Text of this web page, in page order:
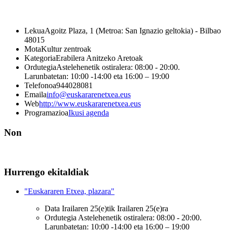
LekuaAgoitz Plaza, 1 (Metroa: San Ignazio geltokia) - Bilbao
48015
MotaKultur zentroak
KategoriaErabilera Anitzeko Aretoak
OrdutegiaAstelehenetik ostiralera: 08:00 - 20:00.
Larunbatetan: 10:00 -14:00 eta 16:00 – 19:00
Telefonoa944028081
Emailainfo@euskararenetxea.eus
Webhttp://www.euskararenetxea.eus
ProgramazioaIkusi agenda
Non
Hurrengo ekitaldiak
"Euskararen Etxea, plazara"
Data Irailaren 25(e)tik Irailaren 25(e)ra
Ordutegia Astelehenetik ostiralera: 08:00 - 20:00.
Larunbatetan: 10:00 -14:00 eta 16:00 – 19:00